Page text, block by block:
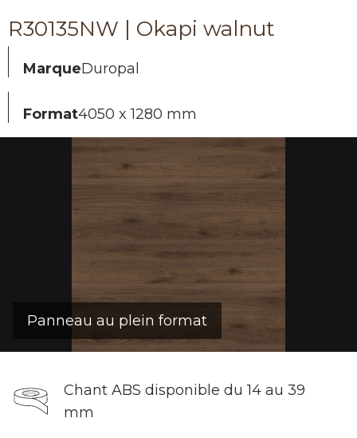
R30135NW | Okapi walnut
MarqueDuropal
Format4050 x 1280 mm
Panneau au plein format
Chant ABS disponible du 14 au 39
mm